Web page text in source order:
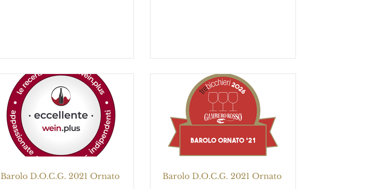
Barolo D.O.C.G. 2021 Ornato Barolo D.O.C.G. 2021 Ornato